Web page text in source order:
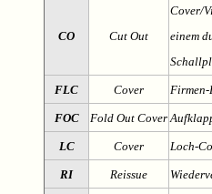
CO Cut Out
Cover/
einem
FLC Cover
FOC Fold Out Cover
LC Cover Loch-
RI Reissue